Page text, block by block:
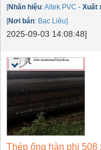
[Nhãn hiệu:Altek PVC - Xuất
[Nơi bán: Bạc Liêu]
2025-09-03 14:08:48]
Thép ống hàn phi 508